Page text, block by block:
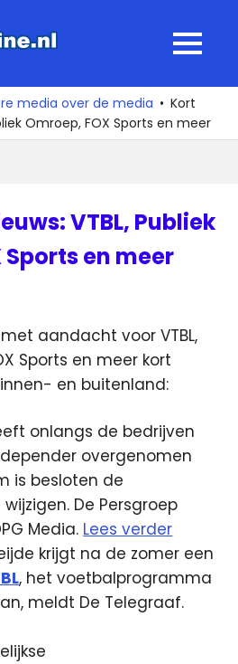
MENU
media over de media
Kort
Omroep, FOX Sports en meer
VTBL, Publiek
Sports en meer
aandacht voor VTBL,
Sports en meer kort
en buitenland:
onlangs de bedrijven
overgenomen
is besloten de
De Persgroep
Media. Lees verder
krijgt na de zomer een
, het voetbalprogramma
meldt De Telegraaf.